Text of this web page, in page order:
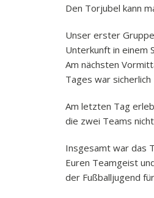
Den Torjubel kann
Unser erster
Unterkunft in einem
Am nächsten
Tages war
Am letzten Tag
die zwei Teams
Insgesamt war das
Euren Teamgeist
der Fußballjugend